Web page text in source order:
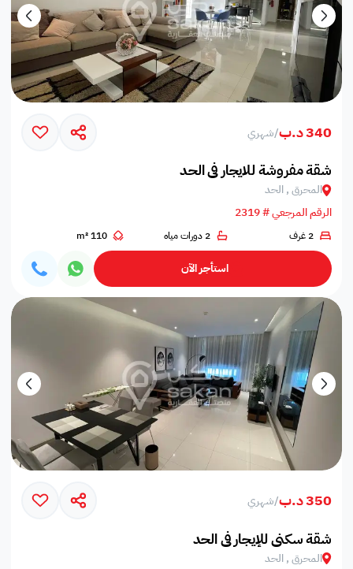
340 د.ب /شهري
شقة مفروشة للايجار في الحد
المحرق , الحد
الرقم المرجعي # 2319
2 غرف 2 دورات مياه 110 m²
استأجر الآن
350 د.ب /شهري
شقة سكني للإيجار في الحد
المحرق , الحد